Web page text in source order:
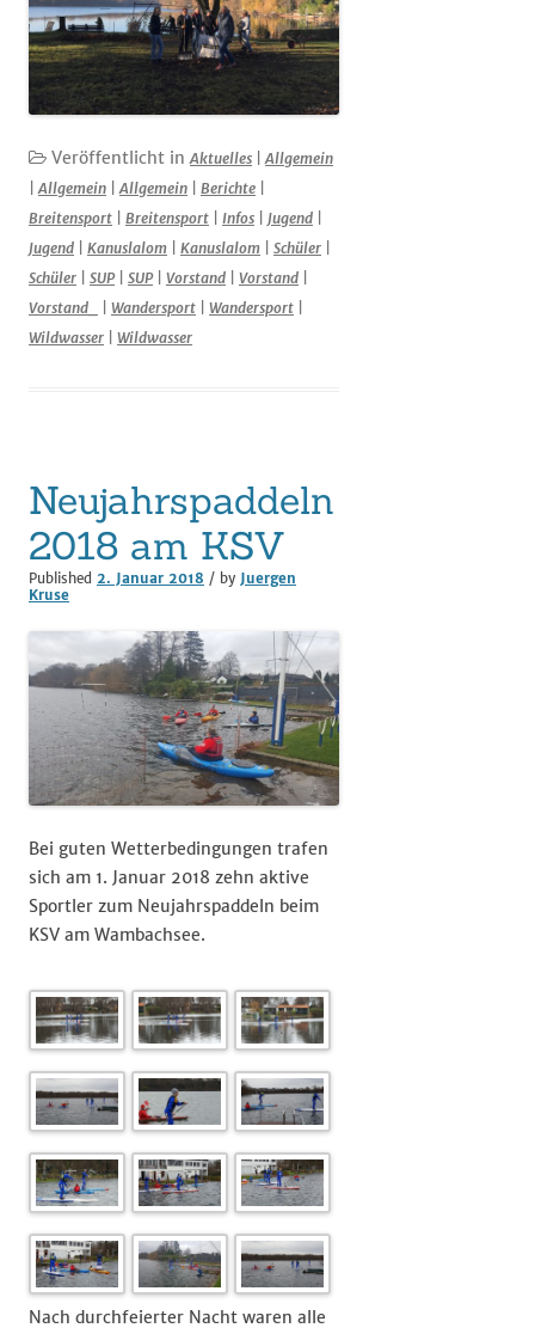
Veröffentlicht in Aktuelles
Allgemein
Allgemein Allgemein Berichte
Breitensport
Breitensport Infos Jugend
Jugend
Kanuslalom Kanuslalom Schüler
Schüler
SUP| SUP| Vorstand Vorstand
Vorstand_
Wandersport Wandersport
Wildwasser
Wildwasser
Neujahrspaddeln
2018 am KSV
Published 2. Januar 2018 / by Juergen
Kruse
Bei guten Wetterbedingungen trafen
sich am 1. Januar 2018 zehn aktive
Sportler zum Neujahrspaddeln beim
KSV am Wambachsee.
Nach durchfeierter Nacht waren alle